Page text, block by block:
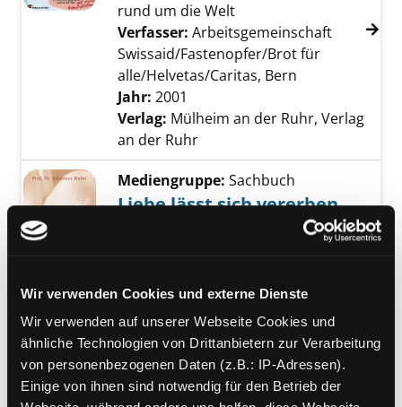
Wir verwenden Cookies und externe Dienste
Wir verwenden auf unserer Webseite Cookies und
ähnliche Technologien von Drittanbietern zur Verarbeitung
von personenbezogenen Daten (z.B.: IP-Adressen).
Einige von ihnen sind notwendig für den Betrieb der
rund um die Welt
Verfasser: Arbeitsgemeinschaft
Swissaid/Fastenopfer/Brot für
alle/Helvetas/Caritas, Bern
Jahr: 2001
Verlag: Mülheim an der Ruhr, Verlag
an der Ruhr
Exemplar-Details von Liebe lässt sich
Mediengruppe: Sachbuch
Liebe lässt sich vererben
Verfasser:Huber, JohannesSuche nach
Jahr:2010
Verlag: München, Sandmann
Exemplar-Details von Wölfe anzeigen
Mediengruppe:Sachbuch
Wölfe